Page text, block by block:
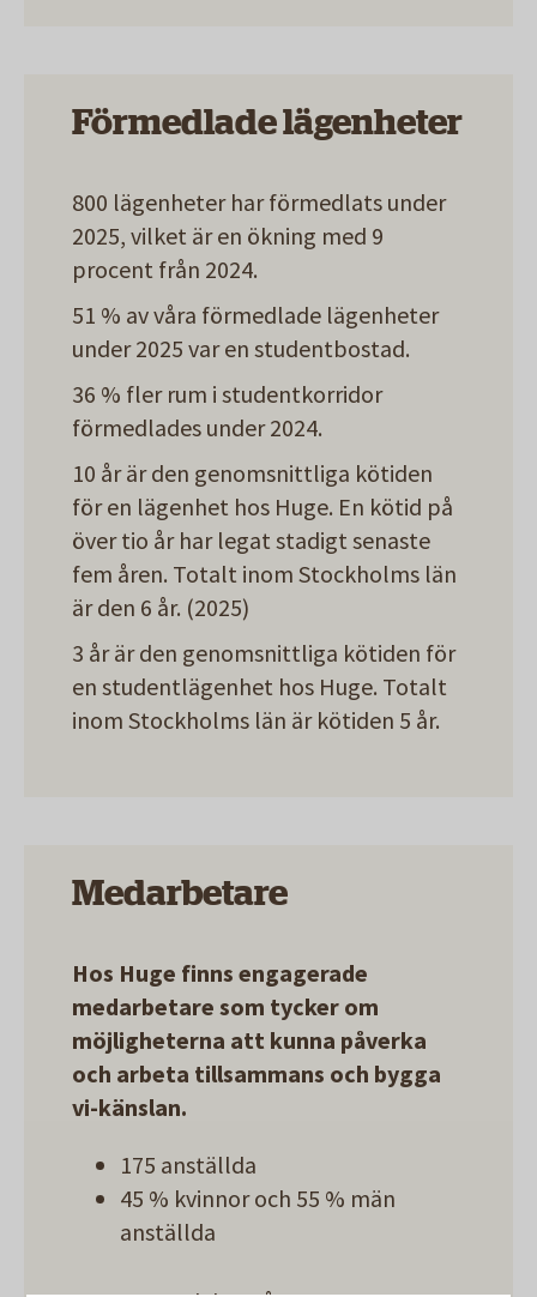
Förmedlade lägenheter
800 lägenheter har förmedlats under
2025, vilket är en ökning med 9
procent från 2024.
51 % av våra förmedlade lägenheter
under 2025 var en studentbostad.
36 % fler rum i studentkorridor
förmedlades under 2024.
10 år är den genomsnittliga kötiden
för en lägenhet hos Huge. En kötid på
över tio år har legat stadigt senaste
fem åren. Totalt inom Stockholms län
är den 6 år. (2025)
3 år är den genomsnittliga kötiden för
en studentlägenhet hos Huge. Totalt
inom Stockholms län är kötiden 5 år.
Medarbetare
Hos Huge finns engagerade
medarbetare som tycker om
möjligheterna att kunna påverka
och arbeta tillsammans och bygga
vi-känslan.
175 anställda
45 % kvinnor och 55 % män
anställda